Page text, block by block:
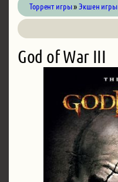
Торрент игры»Экшен игры
God of War III